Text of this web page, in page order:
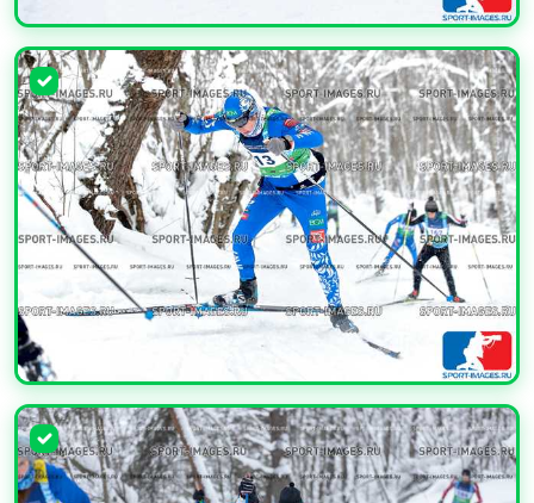
УВЕЛИЧИТЬ
УВЕЛИЧИТЬ